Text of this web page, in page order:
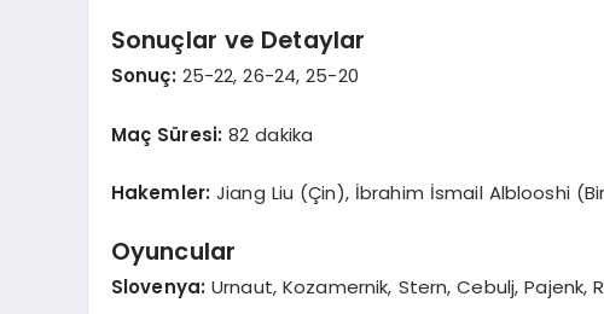
Sonuçlar ve Detaylar
Sonuç: 25-22, 26-24, 25-20
Maç Süresi: 82 dakika
Hakemler: Jiang Liu (Çin), İbrahim İsmail Alblooshi
Oyuncular
Slovenya: Urnaut, Kozamernik, Stern, Cebulj, Pajenk,